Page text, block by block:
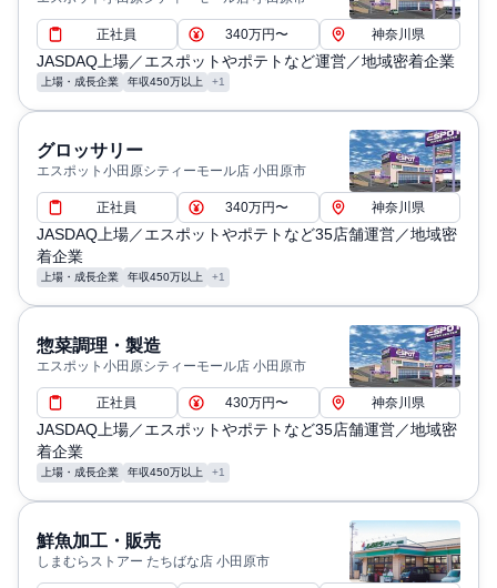
正社員 340万円〜 神奈川県
JASDAQ上場／エスポットやポテトなど運営／地域密着企業
上場・成長企業 年収450万以上 +1
グロッサリー
エスポット小田原シティーモール店 小田原市
正社員 340万円〜 神奈川県
JASDAQ上場／エスポットやポテトなど35店舗運営／地域密
着企業
上場・成長企業 年収450万以上 +1
惣菜調理・製造
エスポット小田原シティーモール店 小田原市
正社員 430万円〜 神奈川県
JASDAQ上場／エスポットやポテトなど35店舗運営／地域密
着企業
上場・成長企業 年収450万以上 +1
鮮魚加工・販売
しまむらストアー たちばな店 小田原市